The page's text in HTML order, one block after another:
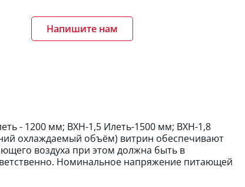
Напишите нам
- 1200 мм; ВХН-1,5 Илеть-1500 мм; ВХН-1,8
охлаждаемый объём) витрин обеспечивают
воздуха при этом должна быть в
Номинальное напряжение питающей